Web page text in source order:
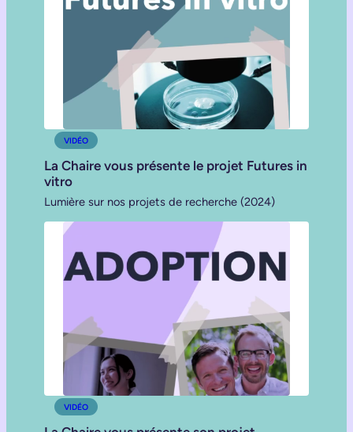
VIDÉO
La Chaire vous présente le projet Futures in
vitro
Lumière sur nos projets de recherche (2024)
VIDÉO